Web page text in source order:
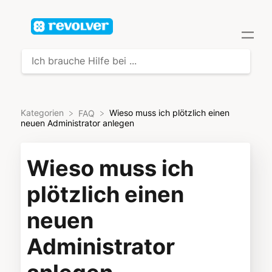
Kategorien ​FAQ
Wieso muss ich plötzlich einen
neuen Administrator anlegen
Wieso muss ich
plötzlich einen
neuen
Administrator